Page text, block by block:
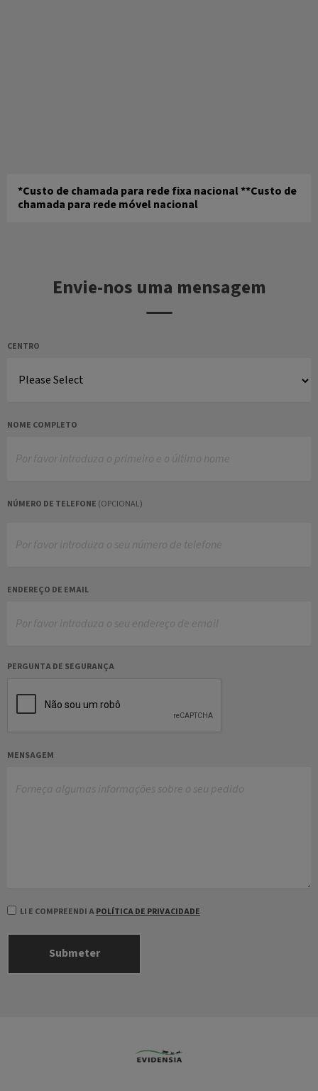
*Custo de chamada para rede fixa nacional **Custo de
chamada para rede móvel nacional
Envie-nos uma mensagem
CENTRO
NOME COMPLETO
NÚMERO DE TELEFONE (OPCIONAL)
ENDEREÇO DE EMAIL
PERGUNTA DE SEGURANÇA
MENSAGEM
LI E COMPREENDI A POLÍTICA DE PRIVACIDADE